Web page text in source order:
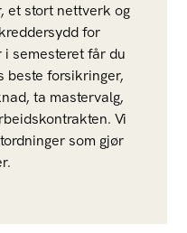
et stort nettverk og
for
semesteret får du
beste forsikringer,
ta mastervalg,
Vi
som gjør